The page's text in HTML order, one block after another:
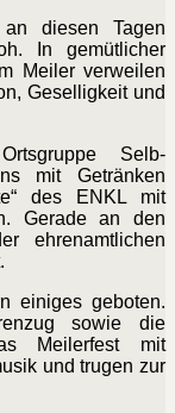
diesen Tagen
In gemütlicher
Meiler verweilen
Geselligkeit und
Selb-
mit Getränken
des ENKL mit
Gerade an den
ehrenamtlichen
einiges geboten.
sowie die
Meilerfest mit
und trugen zur